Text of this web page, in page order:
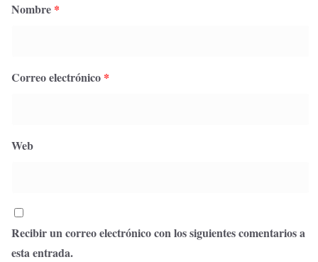
Nombre *
Correo electrónico *
Web
Recibir un correo electrónico con los siguientes comentarios a
esta entrada.